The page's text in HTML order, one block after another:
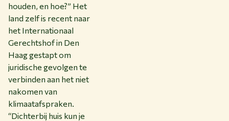
houden, en hoe?” Het
land zelf is recent naar
het Internationaal
Gerechtshof in Den
Haag gestapt om
juridische gevolgen te
verbinden aan het niet
nakomen van
klimaatafspraken.
“Dichterbij huis kun je